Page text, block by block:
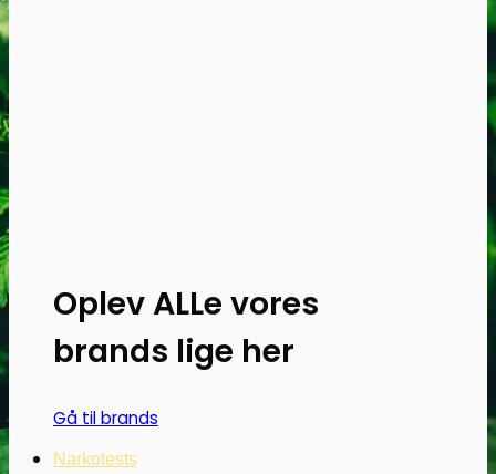
Oplev ALLe vores
brands lige her
Gå til brands
Narkotests